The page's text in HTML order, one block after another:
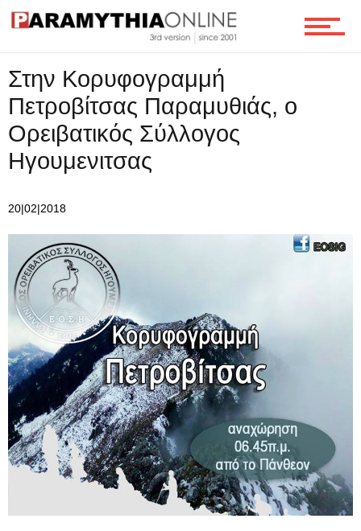
Τεχνολογία
Επικοινωνία
Στην Κορυφογραμμή
Πετροβίτσας Παραμυθιάς, ο
Ορειβατικός Σύλλογος
Ηγουμενιτσας
20|02|2018